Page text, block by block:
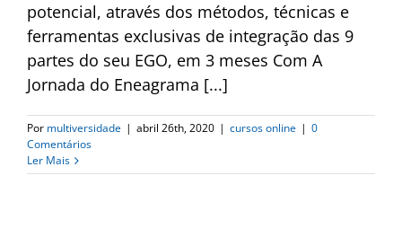
potencial, através dos métodos, técnicas e
ferramentas exclusivas de integração das 9
partes do seu EGO, em 3 meses Com A
Jornada do Eneagrama [...]
Por multiversidade | abril 26th, 2020 | cursos online | 0
Comentários
Ler Mais